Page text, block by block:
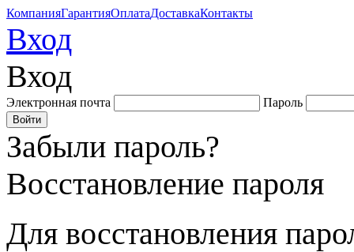
КомпанияГарантияОплатаДоставкаКонтакты
Вход
Вход
Электронная почта Пароль
Забыли пароль?
Восстановление пароля
Для восстановления